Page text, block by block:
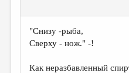
"Снизу -рыба,
Сверху - нож." -!
Как неразбавленный